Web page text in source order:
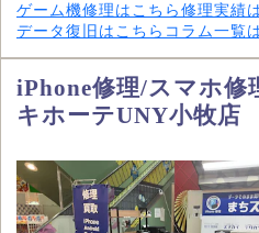
ゲーム機修理はこちら 修理実績
データ復旧はこちら コラム一覧
iPhone修理/スマホ修
キホーテUNY小牧店